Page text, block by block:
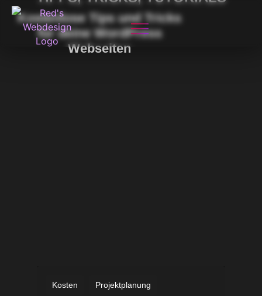
Kostenlose Tips und Tricks
für deine WordPress
Webseiten
Kosten Projektplanung